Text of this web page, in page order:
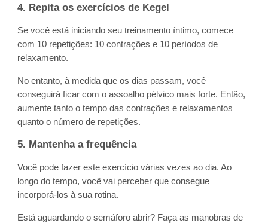
4. Repita os exercícios de Kegel
Se você está iniciando seu treinamento íntimo, comece
com 10 repetições: 10 contrações e 10 períodos de
relaxamento.
No entanto, à medida que os dias passam, você
conseguirá ficar com o assoalho pélvico mais forte. Então,
aumente tanto o tempo das contrações e relaxamentos
quanto o número de repetições.
5. Mantenha a frequência
Você pode fazer este exercício várias vezes ao dia. Ao
longo do tempo, você vai perceber que consegue
incorporá-los à sua rotina.
Está aguardando o semáforo abrir? Faça as manobras de